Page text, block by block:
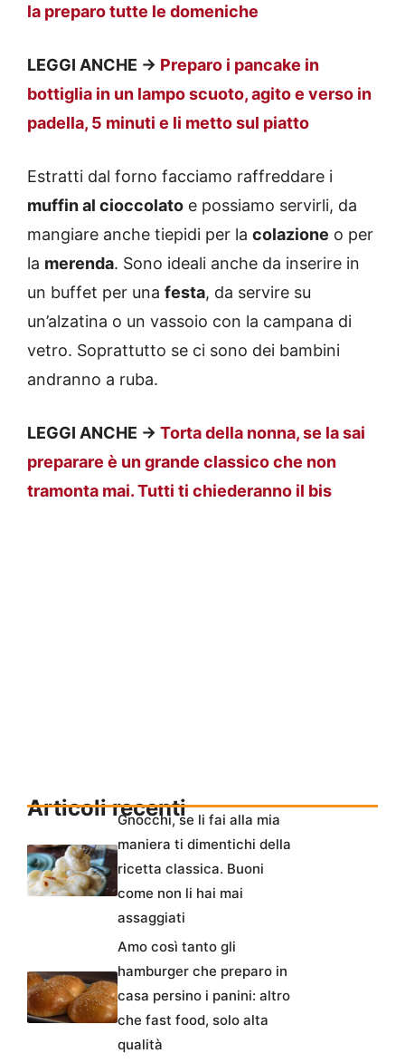
la preparo tutte le domeniche
LEGGI ANCHE -> Preparo i pancake in
bottiglia in un lampo scuoto, agito e verso in
padella, 5 minuti e li metto sul piatto
Estratti dal forno facciamo raffreddare i
muffin al cioccolato e possiamo servirli, da
mangiare anche tiepidi per la colazione o per
la merenda. Sono ideali anche da inserire in
un buffet per una festa, da servire su
un’alzatina o un vassoio con la campana di
vetro. Soprattutto se ci sono dei bambini
andranno a ruba.
LEGGI ANCHE -> Torta della nonna, se la sai
preparare è un grande classico che non
tramonta mai. Tutti ti chiederanno il bis
Articoli recentiGnocchi, se li fai alla mia
maniera ti dimentichi della
ricetta classica. Buoni
come non li hai mai
assaggiati
Amo così tanto gli
hamburger che preparo in
casa persino i panini: altro
che fast food, solo alta
qualità